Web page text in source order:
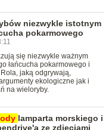
niezwykle istotnym
pokarmowego
się niezwykle ważnym
łańcucha pokarmowego i
jaką odgrywają,
ekologiczne jak i
na wieloryby.
lamparta morskiego i
ze zdjęciami